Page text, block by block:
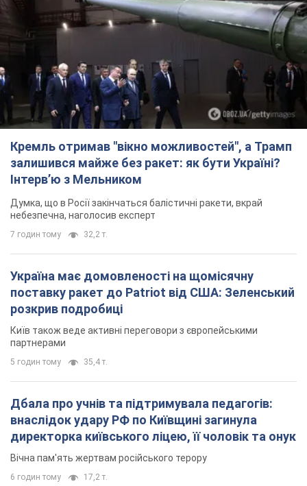
Кремль отримав "вікно можливостей", а Трамп
залишився майже без ракет: як бути Україні?
Інтерв’ю з Мельником
Думка, що в Росії закінчаться балістичні ракети, вкрай
небезпечна, наголосив експерт
7 годин тому 32,2 т.
Україна має домовленості на щомісячну
поставку ракет до Patriot від США: Зеленський
розкрив подробиці
партнерами
внаслідок удару РФ по Київщині загинула
директорка київського ліцею, її чоловік та онук
6 годин тому